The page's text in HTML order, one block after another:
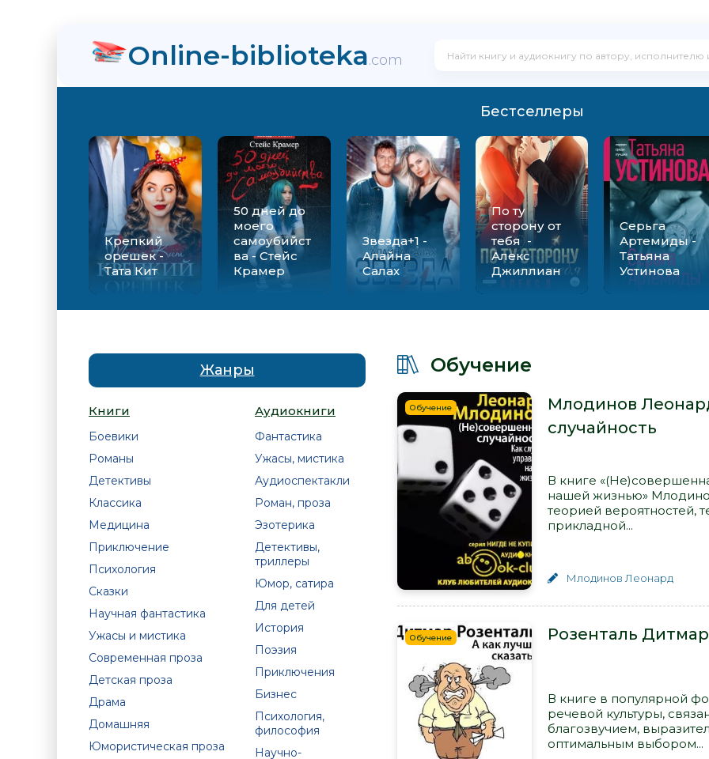
Online-biblioteka.com
Бестселлеры
Крепкий
орешек -
Тата Кит
50 дней до
моего
самоубийст
ва - Стейс
Крамер
Звезда+1 -
Алайна
Салах
По ту
сторону от
тебя -
Алекс
Джиллиан
Серьга
Артемиды -
Татьяна
Устинова
Жанры
Книги
Боевики
Романы
Детективы
Классика
Медицина
Приключение
Психология
Сказки
Научная фантастика
Ужасы и мистика
Современная проза
Детская проза
Драма
Домашняя
Юмористическая проза
Аудиокниги
Фантастика
Ужасы, мистика
Аудиоспектакли
Роман, проза
Эзотерика
Детективы,
триллеры
Юмор, сатира
Для детей
История
Поэзия
Приключения
Бизнес
Психология,
философия
Научно-
Обучение
Обучение
Млодинов
случайность
В книге
нашей жизнью»
теорией вероятностей,
прикладной...
Млодинов Леонард
Обучение Розенталь
В книге в популярной
речевой культуры,
благозвучием,
оптимальным выбором...